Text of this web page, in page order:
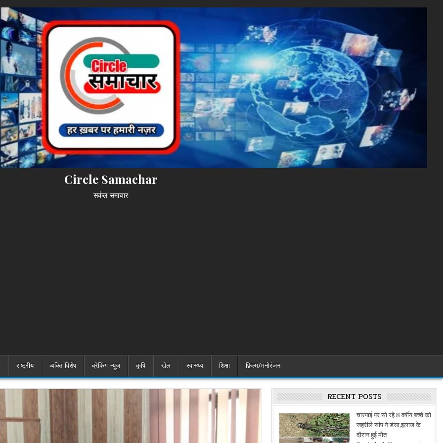
Circle Samachar
सर्कल समाचार
राष्ट्रीय व्यक्ति विशेष ब्रेकिंग न्यूज़ कृषि खेल स्वास्थ्य शिक्षा फ़िल्म/मनोरंजन
RECENT POSTS
चारपाई पर सो रहे 8 वर्षीय बच्चे को
जहरीले सांप ने डंसा,इलाज के
दौरान हुई मौत